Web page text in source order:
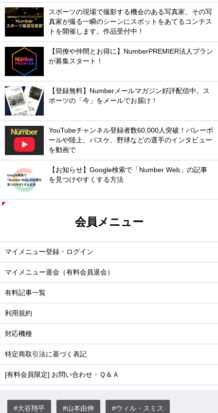
スポーツの現場で撮影する機会のある写真家、その写
真家が撮る一瞬のシーンにスポットをあてるコンテス
トを開催します。作品受付中！
【同僚や仲間とお得に】NumberPREMIER法人プラン
が募集スタート！
【登録無料】Numberメールマガジン好評配信中。ス
ポーツの「今」をメールでお届け！
YouTubeチャンネル登録者数60,000人突破！バレーボ
ールや陸上、バスケ、野球などの選手のインタビュー
を動画で
【お知らせ】Google検索で「Number Web」の記事
を見つけやすくする方法
会員メニュー
マイメニュー登録・ログイン
マイメニュー退会（有料会員退会）
有料記事一覧
利用規約
対応機種
特定商取引法に基づく表記
[有料会員限定] お問い合わせ・Ｑ＆Ａ
#大谷翔平 #山本由伸 #ウィル・スミス